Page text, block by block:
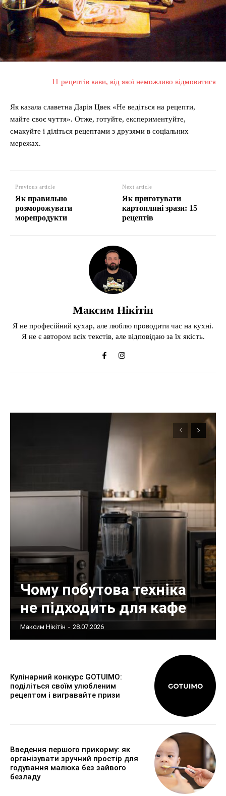
11 рецептів кави, від якої неможливо відмовитися
Як казала славетна Дарія Цвек «Не ведіться на рецепти,
майте своє чуття». Отже, готуйте, експериментуйте,
смакуйте і діліться рецептами з друзями в соціальних
мережах.
Previous article
Як правильно
розморожувати
морепродукти
Next article
Як приготувати
картопляні зрази: 15
рецептів
Максим Нікітін
Я не професійний кухар, але люблю проводити час на кухні.
Я не є автором всіх текстів, але відповідаю за їх якість.
Чому побутова техніка
не підходить для кафе
Максим Нікітін - 28.07.2026
Кулінарний конкурс GOTUIMO:
поділіться своїм улюбленим
рецептом і вигравайте призи
Введення першого прикорму: як
організувати зручний простір для
годування малюка без зайвого
безладу